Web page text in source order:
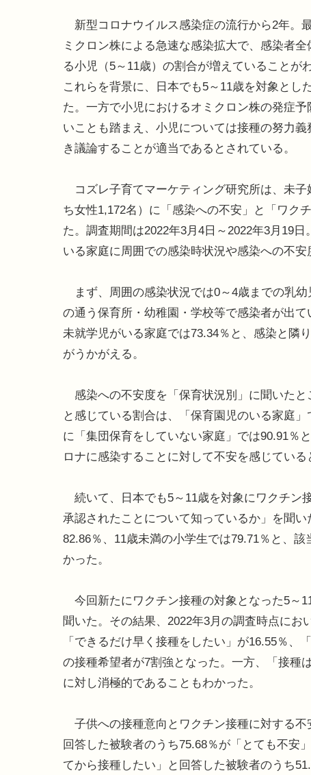
新型コロナウイルス感染症の流行から2年。
ミクロン株による急速な感染拡大で、感染者全
る小児（5～11歳）の割合が増えていることが
これらを背景に、日本でも5～11歳を対象とし
た。一方で小児におけるオミクロン株の発症
いことも踏まえ、小児については接種の努力
き議論することが適当であるとされている。
コズレ子育てマーケティング研究所は、未子
ち女性1,172名）に「感染への不安」と「ワク
た。調査期間は2022年3月4日～2022年3月19
いる家庭に周囲での感染時状況や感染への不安
まず、周囲の感染状況では0～4歳までの乳
の通う保育所・幼稚園・学校等で感染者が出
未就学児がいる家庭では73.34％と、感染と隣
がうかがえる。
感染への不安度を「保育状況別」に聞いたと
と感じている割合は、「保育園児のいる家庭
に「集団保育をしていない家庭」では90.91％
ロナに感染することに対して不安を感じている
続いて、日本でも5～11歳を対象にワクチン
承認されたことについて知っているか」を聞
82.86％、11歳未満の小学生では79.71％と、
かった。
今回新たにワクチン接種の対象となった5～
聞いた。その結果、2022年3月の調査時点にお
「できるだけ早く接種をしたい」が16.55％
の接種希望者が7割強となった。一方、「接種
に対し消極的であることもわかった。
子供への接種意向とワクチン接種に対する不
回答した被験者のうち75.68％が「とても不安
てから接種したい」と回答した被験者のうち